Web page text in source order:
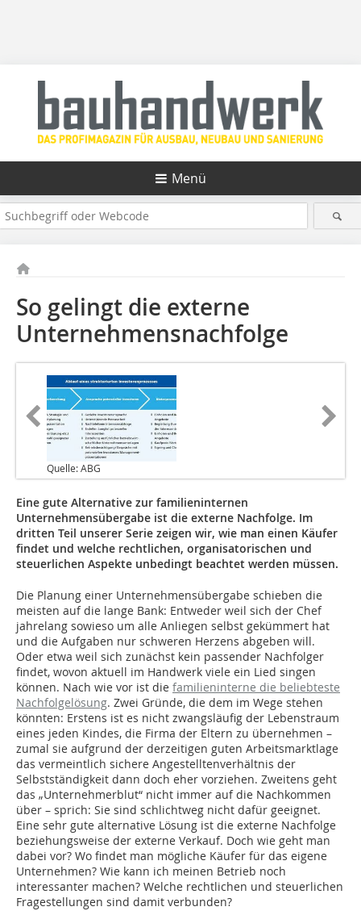
Menü
So gelingt die externe
Unternehmensnachfolge
Quelle: ABG
Eine gute Alternative zur familieninternen
Unternehmensübergabe ist die externe Nachfolge. Im
dritten Teil unserer Serie zeigen wir, wie man einen Käufer
findet und welche rechtlichen, organisatorischen und
steuerlichen Aspekte unbedingt beachtet werden müssen.
Die Planung einer Unternehmensübergabe schieben die
meisten auf die lange Bank: Entweder weil sich der Chef
jahrelang sowieso um alle Anliegen selbst gekümmert hat
und die Aufgaben nur schweren Herzens abgeben will.
Oder etwa weil sich zunächst kein passender Nachfolger
findet, wovon aktuell im Handwerk viele ein Lied singen
können. Nach wie vor ist die familieninterne die beliebteste
Nachfolgelösung. Zwei Gründe, die dem im Wege stehen
könnten: Erstens ist es nicht zwangsläufig der Lebenstraum
eines jeden Kindes, die Firma der Eltern zu übernehmen –
zumal sie aufgrund der derzeitigen guten Arbeitsmarktlage
das vermeintlich sichere Angestelltenverhältnis der
Selbstständigkeit dann doch eher vorziehen. Zweitens geht
das „Unternehmerblut“ nicht immer auf die Nachkommen
über – sprich: Sie sind schlichtweg nicht dafür geeignet.
Eine sehr gute alternative Lösung ist die externe Nachfolge
beziehungsweise der externe Verkauf. Doch wie geht man
dabei vor? Wo findet man mögliche Käufer für das eigene
Unternehmen? Wie kann ich meinen Betrieb noch
interessanter machen? Welche rechtlichen und steuerlichen
Fragestellungen sind damit verbunden?